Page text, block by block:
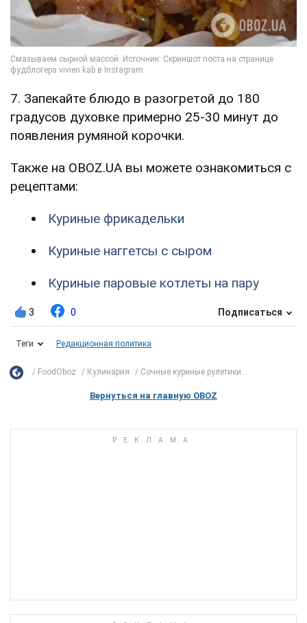
7. Запекайте блюдо в разогретой до 180
градусов духовке примерно 25-30 минут до
появления румяной корочки.
Также на OBOZ.UA вы можете ознакомиться с
рецептами:
Куриные фрикадельки
Куриные наггетсы с сыром
Куриные паровые котлеты на пару
3 0 Подписаться
Теги Редакционная политика
FoodOboz Кулинария Сочные куриные рулетики...
Вернуться на главную OBOZ